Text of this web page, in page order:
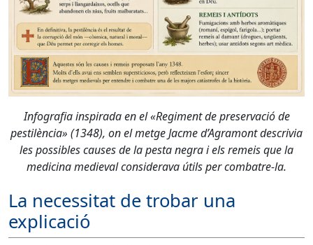
Infografia inspirada en el «Regiment de preservació de
pestilència» (1348), on el metge Jacme d’Agramont descrivia
les possibles causes de la pesta negra i els remeis que la
medicina medieval considerava útils per combatre-la.
La necessitat de trobar una
explicació